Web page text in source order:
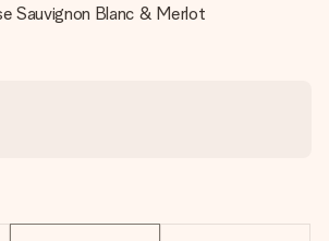
Sauvignon Blanc & Merlot